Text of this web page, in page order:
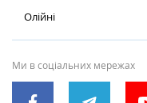
Олійні
Ми в соціальних мережах